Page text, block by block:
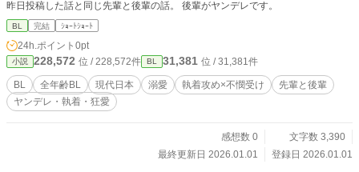
昨日投稿した話と同じ先輩と後輩の話。 後輩がヤンデレです。
BL 完結 ｼｮｰﾄｼｮｰﾄ
24h.ポイント 0pt
小説 228,572 位 / 228,572件 BL 31,381 位 / 31,381件
BL 全年齢BL 現代日本 溺愛 執着攻め×不憫受け
先輩と後輩
ヤンデレ・執着・狂愛
感想数 0
文字数 3,390
最終更新日 2026.01.01
登録日 2026.01.01